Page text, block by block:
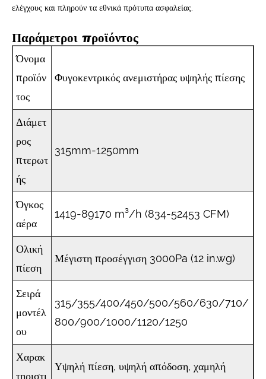
ελέγχους και πληρούν τα εθνικά πρότυπα ασφαλείας.
Παράμετροι προϊόντος
Όνομα
προϊόν
τος
Φυγοκεντρικός ανεμιστήρας υψηλής πίεσης
Διάμετ
ρος
πτερωτ
ής
315mm-1250mm
Όγκος
αέρα
1419-89170 m³/h (834-52453 CFM)
Ολική
πίεση
Μέγιστη προσέγγιση 3000Pa (12 in.wg)
Σειρά
μοντέλ
ου
315/355/400/450/500/560/630/710/
800/900/1000/1120/1250
Χαρακ
τηριστι
Υψηλή πίεση, υψηλή απόδοση, χαμηλή